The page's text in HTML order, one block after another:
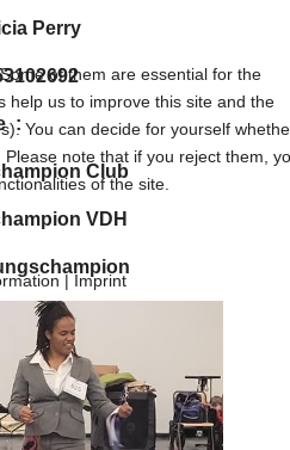
Perry
:
Club
VDH
of them are essential for the
help us to improve this site and the
You can decide for yourself
note that if you reject them,
of the site.
| Imprint